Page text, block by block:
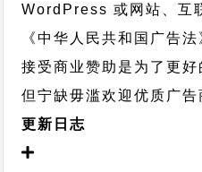
WordPress 或网站、互
《中华人民共和国广告法
接受商业赞助是为了更好
但宁缺毋滥欢迎优质广告
更新日志